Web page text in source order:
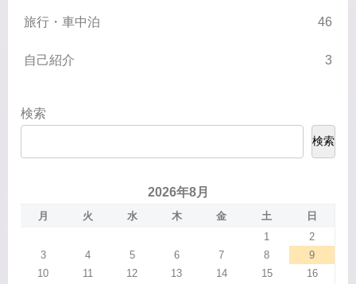
旅行・車中泊 46
自己紹介 3
検索
検索
2026年8月
月 火 水 木 金 土
日
1
2
3
4 5 6 7 8
9
10
11 12 13 14 15
16